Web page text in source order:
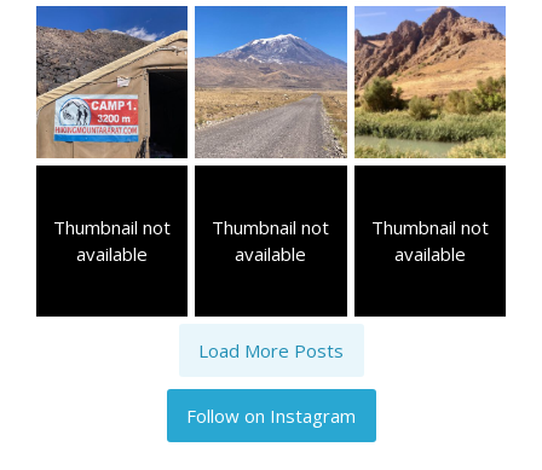
Thumbnail not
available
Thumbnail not
available
Thumbnail not
available
Load More Posts
Follow on Instagram